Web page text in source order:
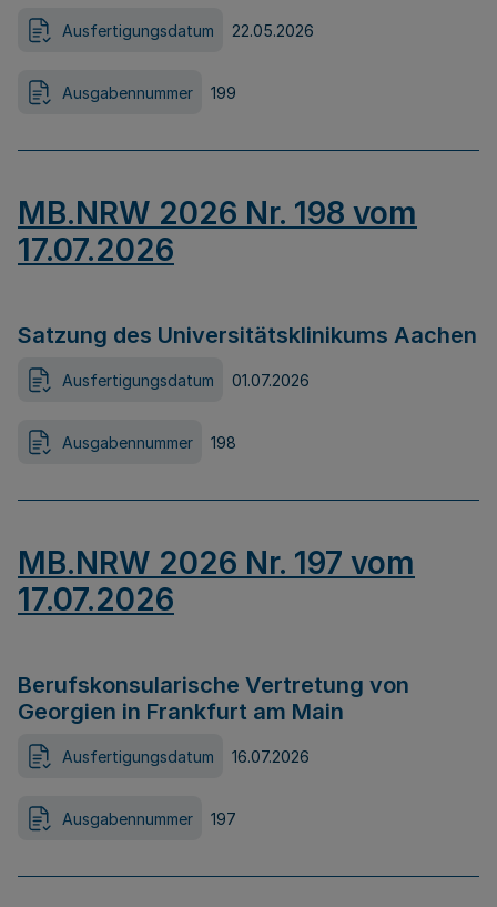
Ausfertigungsdatum 22.05.2026
Ausgabennummer 199
MB.NRW 2026 Nr. 198 vom
17.07.2026
Satzung des Universitätsklinikums Aachen
Ausfertigungsdatum 01.07.2026
Ausgabennummer 198
MB.NRW 2026 Nr. 197 vom
17.07.2026
Berufskonsularische Vertretung von
Georgien in Frankfurt am Main
Ausfertigungsdatum 16.07.2026
Ausgabennummer 197